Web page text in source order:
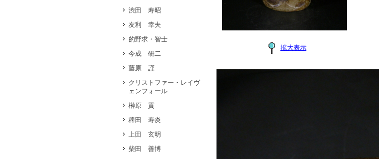
渋田 寿昭
友利 幸夫
的野求・智士
今成 研二
藤原 謹
クリストファー・レイヴ
ェンフォール
榊原 貢
稗田 寿炎
上田 玄明
柴田 善博
拡大表示